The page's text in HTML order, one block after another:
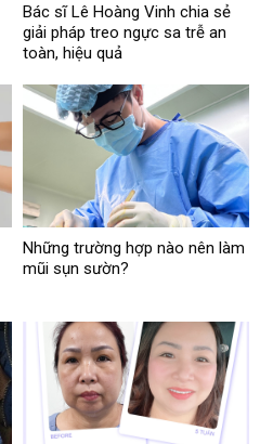
Bác sĩ Lê Hoàng Vinh chia sẻ
giải pháp treo ngực sa trễ an
toàn, hiệu quả
Những trường hợp nào nên làm
mũi sụn sườn?